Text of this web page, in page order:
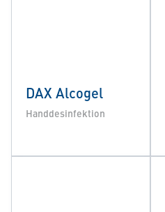
DAX Alcogel
Handdesinfektion